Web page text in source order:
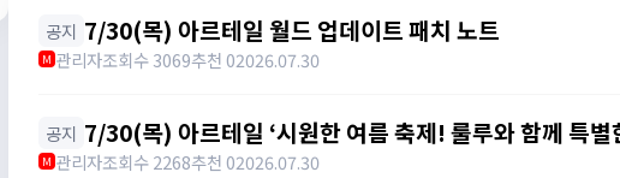
공지 7/30(목) 아르테일 월드 업데이트 패치 노트
M 관리자조회수 3069추천 02026.07.30
공지 7/30(목) 아르테일 ‘시원한 여름 축제! 룰루와 함께 특
트
M 관리자조회수 2268추천 02026.07.30